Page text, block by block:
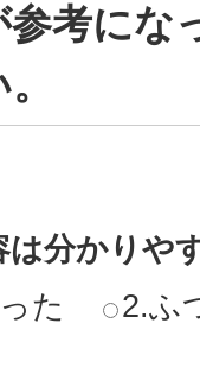
考にな
は分かりや
た
2.ふ